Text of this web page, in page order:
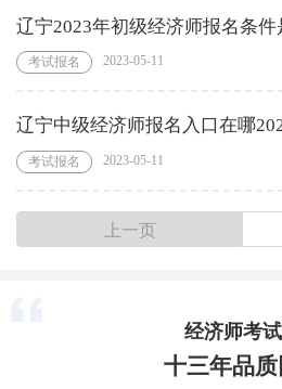
辽宁2023年初级经济师报名条件
考试报名 2023-05-11
辽宁中级经济师报名入口在哪
考试报名 2023-05-11
上一页
经济师考
十三年品